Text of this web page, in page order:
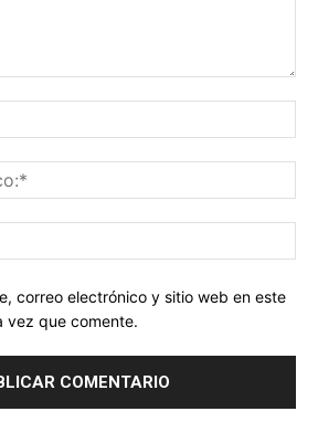
correo electrónico y sitio web en este
vez que comente.